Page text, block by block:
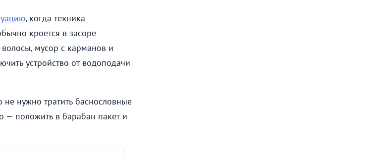
, когда техника
кроется в засоре
мусор с карманов и
устройство от водоподачи
нужно тратить баснословные
— положить в барабан пакет и